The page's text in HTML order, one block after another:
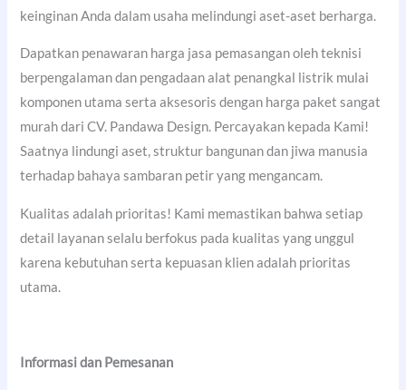
keinginan Anda dalam usaha melindungi aset-aset berharga.
Dapatkan penawaran harga jasa pemasangan oleh teknisi
berpengalaman dan pengadaan alat penangkal listrik mulai
komponen utama serta aksesoris dengan harga paket sangat
murah dari CV. Pandawa Design. Percayakan kepada Kami!
Saatnya lindungi aset, struktur bangunan dan jiwa manusia
terhadap bahaya sambaran petir yang mengancam.
Kualitas adalah prioritas! Kami memastikan bahwa setiap
detail layanan selalu berfokus pada kualitas yang unggul
karena kebutuhan serta kepuasan klien adalah prioritas
utama.
Informasi dan Pemesanan